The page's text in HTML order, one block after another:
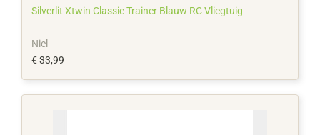
Silverlit Xtwin Classic Trainer Blauw RC Vliegtuig
Niel
€ 33,99